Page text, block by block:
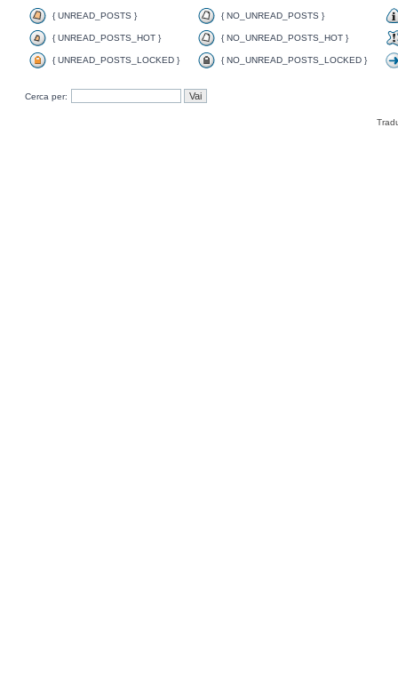
{ UNREAD_POSTS } { NO_UNREAD_POSTS }
{ UNREAD_POSTS_HOT } { NO_UNREAD_POSTS_HOT }
{ UNREAD_POSTS_LOCKED } { NO_UNREAD_POSTS_LOCKED }
Cerca per: